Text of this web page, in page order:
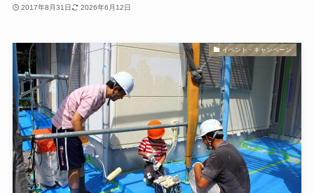
2017年8月31日 2026年6月12日
イベント・キャンペーン